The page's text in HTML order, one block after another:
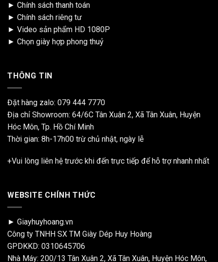
► Chính sách thanh toán
► Chính sách riêng tư
► Video sản phẩm HD 1080P
► Chọn giày hợp phong thuỷ
THÔNG TIN
Đặt hàng zalo: 079 444 7770
Địa chỉ Showroom: 64/6C Tân Xuân 2, Xã Tân Xuân, Huyện
Hóc Môn, Tp. Hồ Chí Minh
Thời gian: 8h-17h00 trừ chủ nhật, ngày lễ
+Vui lòng liên hệ trước khi đến trực tiếp để hỗ trợ nhanh nhất
WEBSITE CHÍNH THỨC
► Giayhuyhoang.vn
Công ty TNHH SX TM Giày Dép Huy Hoàng
GPDKKD: 0310645706
Nhà Máy: 200/13 Tân Xuân 2, Xã Tân Xuân, Huyện Hóc Môn,